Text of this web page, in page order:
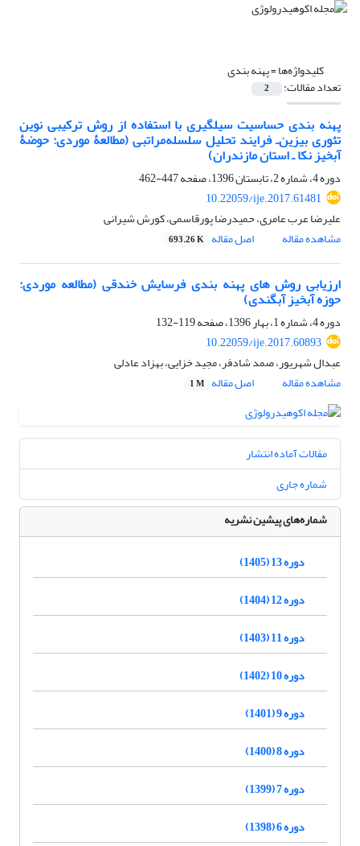
کلیدواژه‌ها =پهنه‏ بندی
تعداد مقالات: 2
پهنه ‏بندی حساسیت سیل‏گیری با استفاده از روش ترکیبی نوین
تئوری بیزین‌ـ‌ فرایند تحلیل سلسله‌مراتبی (مطالعۀ موردی: حوضۀ
آبخیز نکا ـ استان مازندران)
دوره 4، شماره 2، تابستان 1396، صفحه
447-462
10.22059/ije.2017.61481
علیرضا عرب عامری، حمیدرضا پورقاسمی، کورش شیرانی
مشاهده مقاله
اصل مقاله 693.26 K
ارزیابی روش های پهنه بندی فرسایش خندقی (مطالعه موردی:
حوزه آبخیز آبگندی)
دوره 4، شماره 1، بهار 1396، صفحه
119-132
10.22059/ije.2017.60893
عبدال شهریور، صمد شادفر، مجید خزایی، بهزاد عادلی
مشاهده مقاله
اصل مقاله 1 M
مقالات آماده انتشار
شماره جاری
شماره‌های پیشین نشریه
دوره 13 (1405)
دوره 12 (1404)
دوره 11 (1403)
دوره 10 (1402)
دوره 9 (1401)
دوره 8 (1400)
دوره 7 (1399)
دوره 6 (1398)